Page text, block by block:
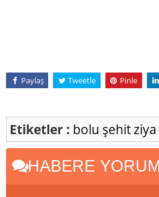
Paylaş Tweetle Pinle
Etiketler : bolu şehit
HABERE